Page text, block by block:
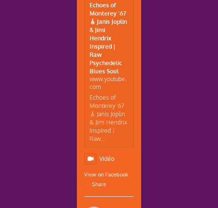
Echoes of
Monterey '67
🎸 Janis Joplin
& Jimi
Hendrix
Inspired |
Raw
Psychedelic
Blues Soul
www.youtube.
com
Echoes of
Monterey '67
🎸 Janis Joplin
& Jimi Hendrix
Inspired |
Raw...
Vidéo
View on Facebook
·
Share